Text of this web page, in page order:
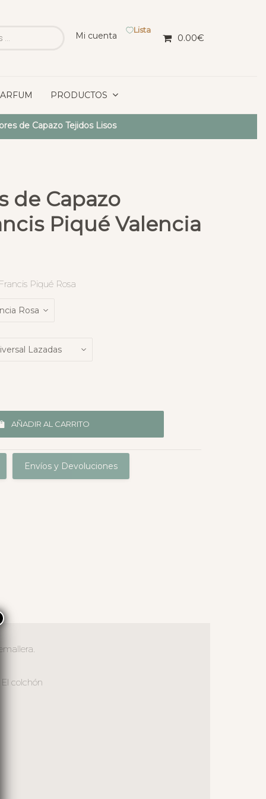
Mi cuenta
Lista
0.00€
PRODUCTOS
de Capazo Tejidos Lisos
de Capazo
Piqué Valencia
Piqué Rosa
AÑADIR AL CARRITO
Envíos y Devoluciones
colchón